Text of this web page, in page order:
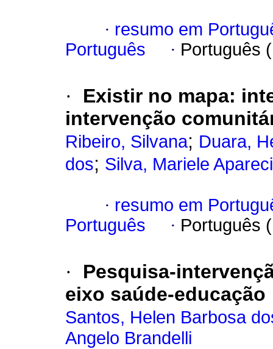
· resumo em
Português
· Português
·
Existir no mapa:
intervenção
Ribeiro, Silvana; Duara,
dos; Silva, Mariele
· resumo em
Português
· Português
·
Pesquisa-
eixo saúde-educação
Santos, Helen Barbosa
Angelo Brandelli